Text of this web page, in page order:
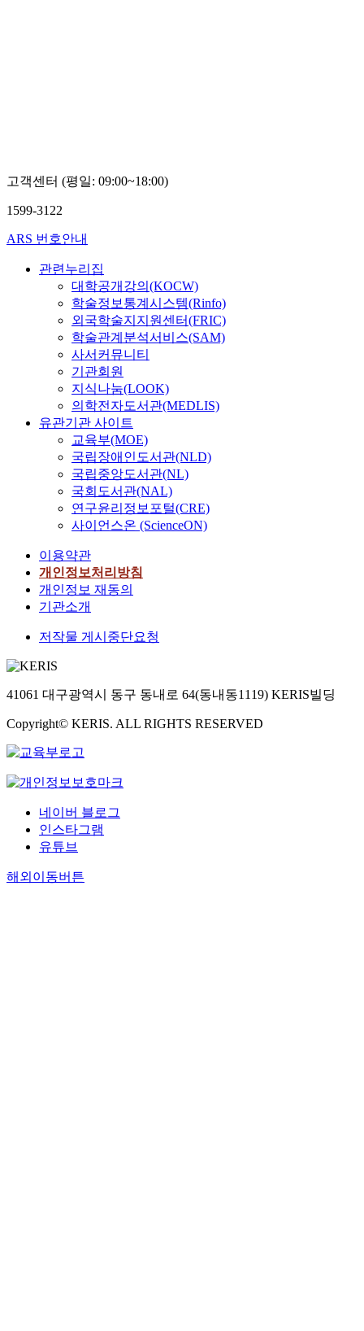
고객센터 (평일: 09:00~18:00)
1599-3122
ARS 번호안내
관련누리집
대학공개강의(KOCW)
학술정보통계시스템(Rinfo)
외국학술지지원센터(FRIC)
학술관계분석서비스(SAM)
사서커뮤니티
기관회원
지식나눔(LOOK)
의학전자도서관(MEDLIS)
유관기관 사이트
교육부(MOE)
국립장애인도서관(NLD)
국립중앙도서관(NL)
국회도서관(NAL)
연구윤리정보포털(CRE)
사이언스온 (ScienceON)
이용약관
개인정보처리방침
개인정보 재동의
기관소개
저작물 게시중단요청
41061 대구광역시 동구 동내로 64(동내동1119) KERIS빌딩
Copyright© KERIS. ALL RIGHTS RESERVED
네이버 블로그
인스타그램
유튜브
해외이동버튼